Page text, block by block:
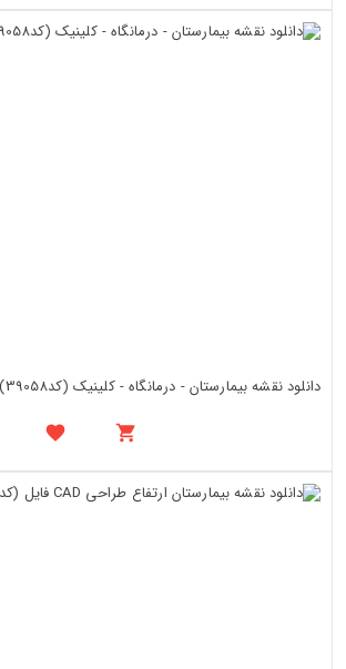
دانلود نقشه بیمارستان - درمانگاه - کلینیک (کد39058)